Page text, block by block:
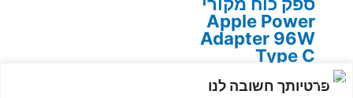
פרטיותך חשובה לנו
Apple Power
Adapter 96W
Type C
דורג0מתוך 5